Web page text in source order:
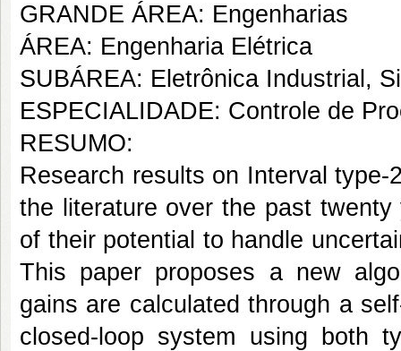
GRANDE ÁREA: Engenharias
ÁREA: Engenharia Elétrica
SUBÁREA: Eletrônica Industrial,
ESPECIALIDADE: Controle de
RESUMO:
Research results on Interval
the literature over the past
of their potential to handle
This paper proposes a new
gains are calculated through a
closed-loop system using both